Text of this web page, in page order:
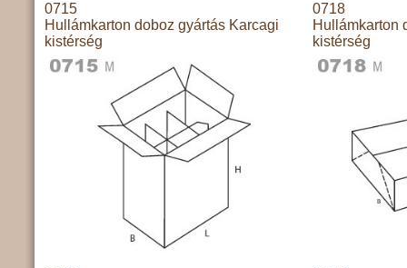
0715
Hullámkarton doboz gyártás Karcagi
kistérség
0718
Hullámkarton
kistérség